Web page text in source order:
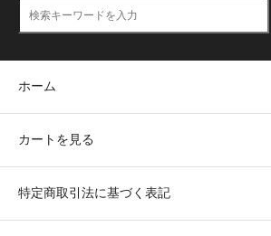
ホーム
カートを見る
特定商取引法に基づく表記